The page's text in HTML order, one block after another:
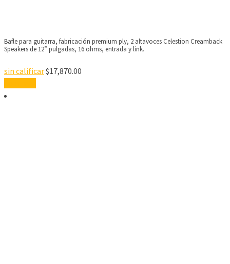
Bafle para guitarra, fabricación premium ply, 2 altavoces Celestion Creamback
Speakers de 12” pulgadas, 16 ohms, entrada y link.
sin calificar$17,870.00